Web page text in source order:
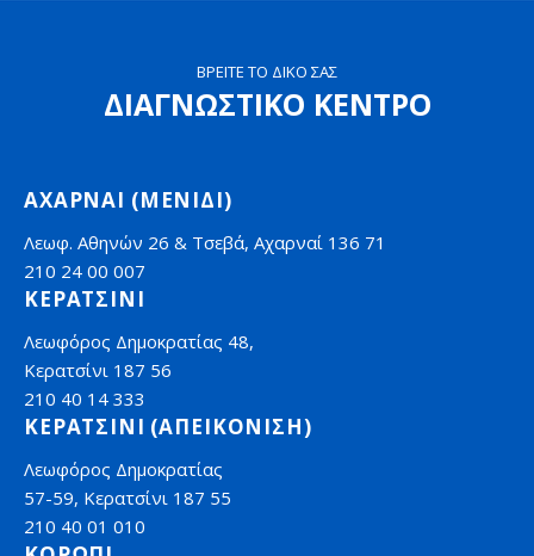
ΒΡΕΙΤΕ ΤΟ ΔΙΚΟ ΣΑΣ
ΔΙΑΓΝΩΣΤΙΚΟ ΚΕΝΤΡΟ
ΑΧΑΡΝΑΙ (ΜΕΝΙΔΙ)
Λεωφ. Αθηνών 26 & Τσεβά, Αχαρναί 136 71
210 24 00 007
ΚΕΡΑΤΣΙΝΙ
Λεωφόρος Δημοκρατίας 48,
Κερατσίνι 187 56
210 40 14 333
ΚΕΡΑΤΣΙΝΙ (ΑΠΕΙΚΟΝΙΣΗ)
Λεωφόρος Δημοκρατίας
57-59, Κερατσίνι 187 55
210 40 01 010